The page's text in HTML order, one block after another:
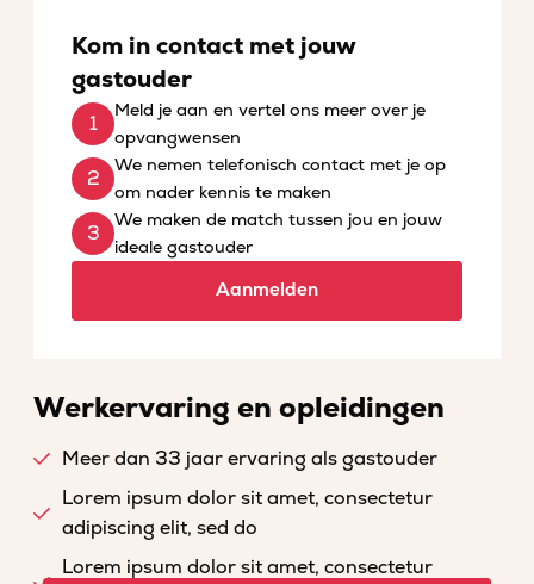
Kom in contact met jouw
gastouder
Meld je aan en vertel ons meer over je
opvangwensen
We nemen telefonisch contact met je op
om nader kennis te maken
We maken de match tussen jou en jouw
ideale gastouder
Aanmelden
Werkervaring en opleidingen
Meer dan 33 jaar ervaring als gastouder
Lorem ipsum dolor sit amet, consectetur
adipiscing elit, sed do
Lorem ipsum dolor sit amet, consectetur